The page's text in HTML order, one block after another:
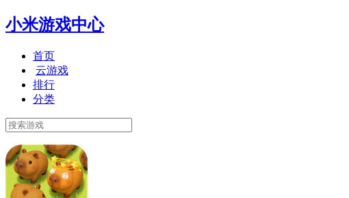
小米游戏中心
首页
云游戏
排行
分类